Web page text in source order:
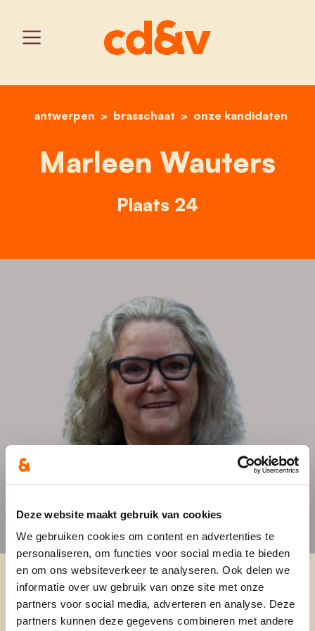
Deze website maakt gebruik van cookies
We gebruiken cookies om content en advertenties te
personaliseren, om functies voor social media te bieden
en om ons websiteverkeer te analyseren. Ook delen we
informatie over uw gebruik van onze site met onze
partners voor social media, adverteren en analyse. Deze
partners kunnen deze gegevens combineren met andere
home
antwerpen brasschaat onze kandidaten
marleen wauters
Marleen Wauters
Plaats 24